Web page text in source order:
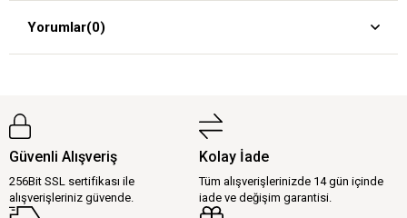
Yorumlar(0)
Güvenli Alışveriş
256Bit SSL sertifikası ile
alışverişleriniz güvende.
Kolay İade
Tüm alışverişlerinizde 14 gün içinde
iade ve değişim garantisi.